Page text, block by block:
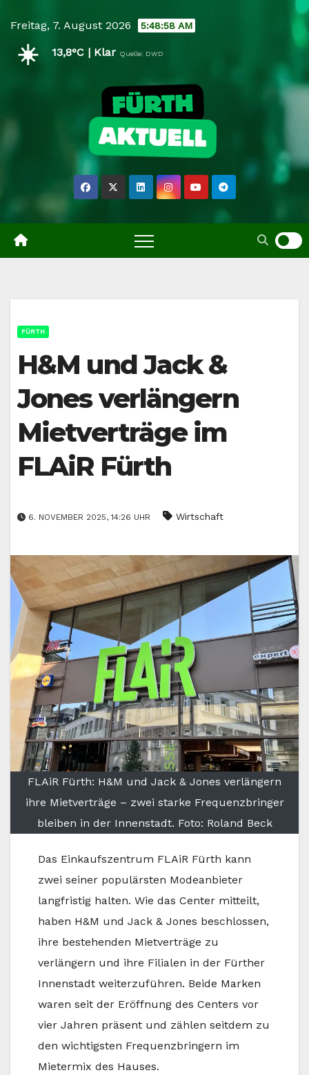
content
Freitag, 7. August 2026 5:48:58 AM
☀️ 13,8°C | Klar Quelle: DWD
FÜRTH
H&M und Jack &
Jones verlängern
Mietverträge im
FLAiR Fürth
6. NOVEMBER 2025, 14:26 UHR Wirtschaft
FLAiR Fürth: H&M und Jack & Jones verlängern
ihre Mietverträge – zwei starke Frequenzbringer
bleiben in der Innenstadt. Foto: Roland Beck
Das Einkaufszentrum FLAiR Fürth kann
zwei seiner populärsten Modeanbieter
langfristig halten. Wie das Center mitteilt,
haben H&M und Jack & Jones beschlossen,
ihre bestehenden Mietverträge zu
verlängern und ihre Filialen in der Fürther
Innenstadt weiterzuführen. Beide Marken
waren seit der Eröffnung des Centers vor
vier Jahren präsent und zählen seitdem zu
den wichtigsten Frequenzbringern im
Mietermix des Hauses.